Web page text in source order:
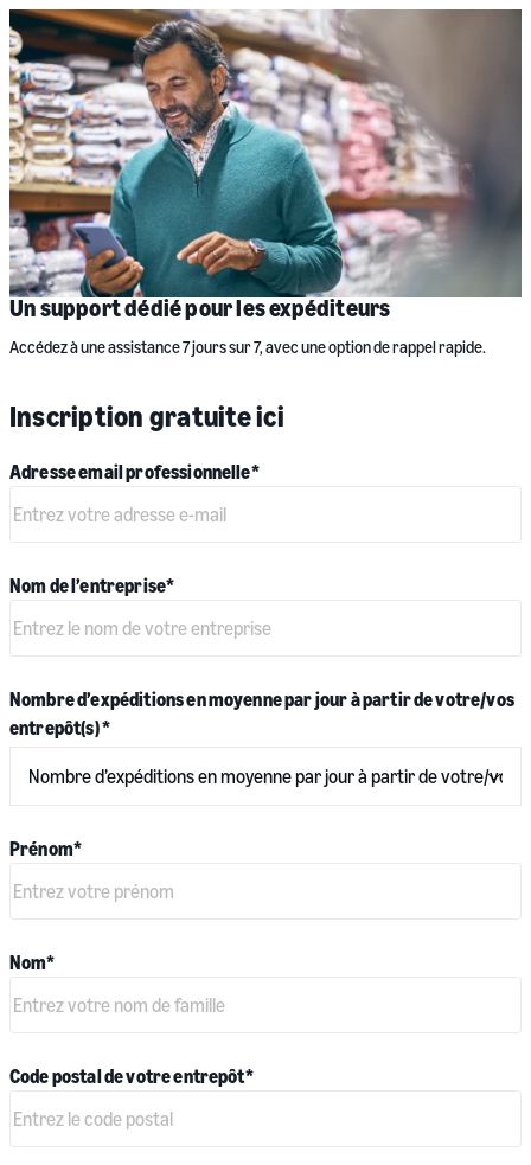
Un support dédié pour les expéditeurs
Accédez à une assistance 7 jours sur 7, avec une option de rappel rapide.
Inscription gratuite ici
Adresse email professionnelle*
Nom de l’entreprise*
Nombre d’expéditions en moyenne par jour à partir de votre/vos
entrepôt(s)*
Prénom*
Nom*
Code postal de votre entrepôt*